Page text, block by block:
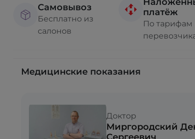
Самовывоз
Бесплатно из
салонов
платёж
По тарифам
Медицинские показания
Доктор
Миргородский